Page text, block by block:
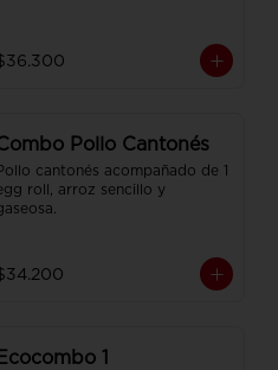
Pollo Cantonés
cantonés acompañado de 1
roll, arroz sencillo y
Ecocombo 1